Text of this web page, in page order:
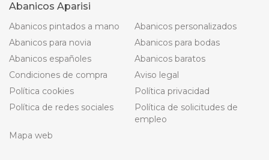
Abanicos Aparisi
Abanicos pintados a mano
Abanicos personalizados
Abanicos para novia
Abanicos para bodas
Abanicos españoles
Abanicos baratos
Condiciones de compra
Aviso legal
Política cookies
Política privacidad
Política de redes sociales
Política de solicitudes de
empleo
Mapa web